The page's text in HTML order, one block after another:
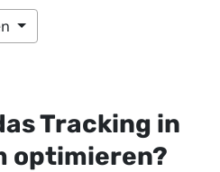
Tracking in
optimieren?